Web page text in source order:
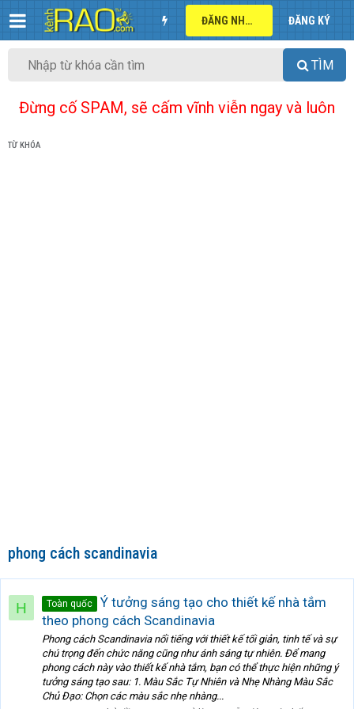
ĐĂNG NHẬP ĐĂNG KÝ
TÌM
Đừng cố SPAM, sẽ cấm vĩnh viễn ngay và luôn
TỪ KHÓA
phong cách scandinavia
H Toàn quốc
Ý tưởng sáng tạo cho thiết kế nhà tắm
theo phong cách Scandinavia
Phong cách Scandinavia nổi tiếng với thiết kế tối giản, tinh tế và sự
chú trọng đến chức năng cũng như ánh sáng tự nhiên. Để mang
phong cách này vào thiết kế nhà tắm, bạn có thể thực hiện những ý
tưởng sáng tạo sau: 1. Màu Sắc Tự Nhiên và Nhẹ Nhàng Màu Sắc
Chủ Đạo: Chọn các màu sắc nhẹ nhàng...